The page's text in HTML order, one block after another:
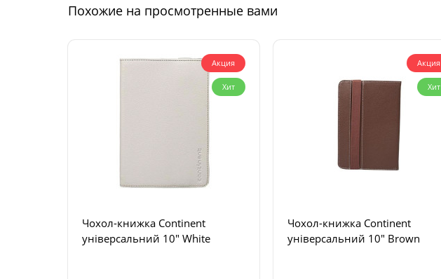
Похожие на просмотренные вами
Акция
Хит
Чохол-книжка Continent
універсальний 10" White
Акция
Хит
Чохол-книжка Continent
універсальний 10" Brown